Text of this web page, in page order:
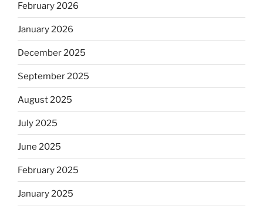
February 2026
January 2026
December 2025
September 2025
August 2025
July 2025
June 2025
February 2025
January 2025